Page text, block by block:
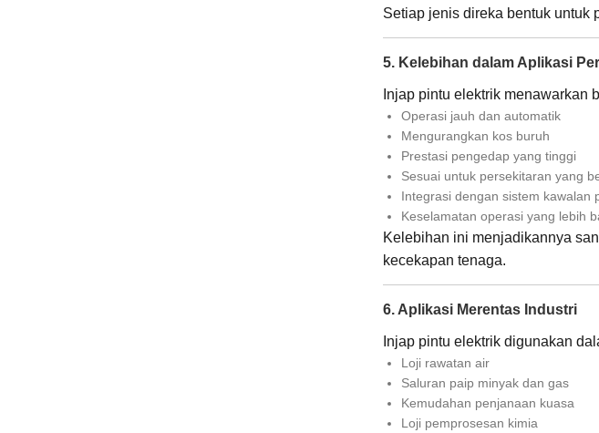
Setiap jenis direka bentuk untuk
5. Kelebihan dalam Aplikasi
Injap pintu elektrik menawarkan
Operasi jauh dan automatik
Mengurangkan kos buruh
Prestasi pengedap yang tinggi
Sesuai untuk persekitaran yang
Integrasi dengan sistem kawalan
Keselamatan operasi yang lebih
Kelebihan ini menjadikannya
kecekapan tenaga.
6. Aplikasi Merentas Industri
Injap pintu elektrik digunakan
Loji rawatan air
Saluran paip minyak dan gas
Kemudahan penjanaan kuasa
Loji pemprosesan kimia